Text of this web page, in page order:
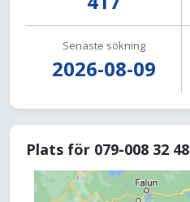
Senaste sökning
2026-08-09
Plats för 079-008 32 48